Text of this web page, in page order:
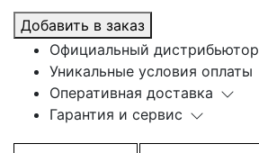
Добавить в заказ
Официальный дистрибьютор
Уникальные условия оплаты
Оперативная доставка
Гарантия и сервис